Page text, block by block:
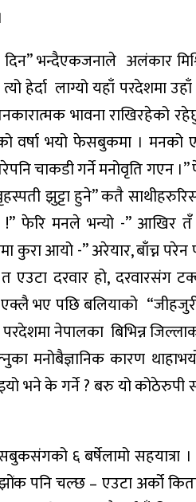
।
दिन”भन्दैएकजनाले अलंकार
त्योहेर्दा लाग्योयहाँपरदेशमाउहाँ
नकारात्मकभावनाराखिरहेको
वर्षा भयो फेसबुकमा । मनको
पनिचाकडीगर्नेमनोवृतिगएन ।”
झुट्टाहुने”कतैसाथीहरु
!” फेरि मनले भन्यो-” आखिर तँ
कुराआयो-”अरेयार,बाँच्नपरेन
त एउटा दरवार हो, दरवारसंग
एक्लैभएपछिबलियाको “जी
परदेशमानेपालका बिभिन्न
मनोबैज्ञानिक कारण थाहा
भनेकेगर्ने?बरुयोकोठेरुपी
६बर्षेलामोसहयात्रा ।
पनिचल्छ– एउटाअर्को